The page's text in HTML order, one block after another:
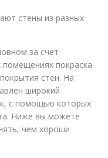
стены из разных
за счет
покраска
стен. На
широкий
с помощью которых
Ниже вы можете
чем хороши